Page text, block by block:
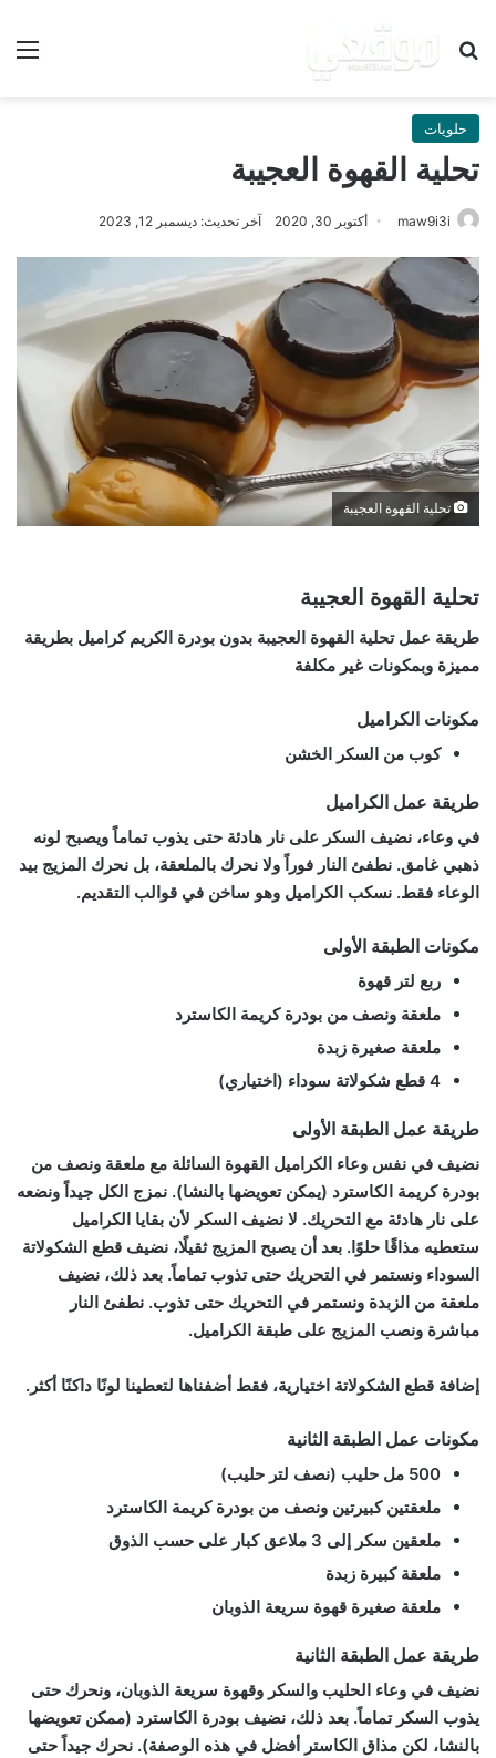
بحث عن
حلويات
تحلية القهوة العجيبة
maw9i3i أكتوبر 30, 2020 آخر تحديث: ديسمبر 12, 2023
تحلية القهوة العجيبة
تحلية القهوة العجيبة
طريقة عمل تحلية القهوة العجيبة بدون بودرة الكريم كراميل بطريقة
مميزة وبمكونات غير مكلفة
مكونات الكراميل
كوب من السكر الخشن
طريقة عمل الكراميل
في وعاء، نضيف السكر على نار هادئة حتى يذوب تماماً ويصبح لونه
ذهبي غامق. نطفئ النار فوراً ولا نحرك بالملعقة، بل نحرك المزيج بيد
الوعاء فقط. نسكب الكراميل وهو ساخن في قوالب التقديم.
مكونات الطبقة الأولى
ربع لتر قهوة
ملعقة ونصف من بودرة كريمة الكاسترد
ملعقة صغيرة زبدة
4 قطع شكولاتة سوداء (اختياري)
طريقة عمل الطبقة الأولى
نضيف في نفس وعاء الكراميل القهوة السائلة مع ملعقة ونصف من
بودرة كريمة الكاسترد (يمكن تعويضها بالنشا). نمزج الكل جيداً ونضعه
على نار هادئة مع التحريك. لا نضيف السكر لأن بقايا الكراميل
ستعطيه مذاقًا حلوًا. بعد أن يصبح المزيج ثقيلًا، نضيف قطع الشكولاتة
السوداء ونستمر في التحريك حتى تذوب تماماً. بعد ذلك، نضيف
ملعقة من الزبدة ونستمر في التحريك حتى تذوب. نطفئ النار
مباشرة ونصب المزيج على طبقة الكراميل.
إضافة قطع الشكولاتة اختيارية، فقط أضفناها لتعطينا لونًا داكنًا أكثر.
مكونات عمل الطبقة الثانية
500 مل حليب (نصف لتر حليب)
ملعقتين كبيرتين ونصف من بودرة كريمة الكاسترد
ملعقين سكر إلى 3 ملاعق كبار على حسب الذوق
ملعقة كبيرة زبدة
ملعقة صغيرة قهوة سريعة الذوبان
طريقة عمل الطبقة الثانية
نضيف في وعاء الحليب والسكر وقهوة سريعة الذوبان، ونحرك حتى
يذوب السكر تماماً. بعد ذلك، نضيف بودرة الكاسترد (ممكن تعويضها
بالنشا، لكن مذاق الكاستر أفضل في هذه الوصفة). نحرك جيداً حتى